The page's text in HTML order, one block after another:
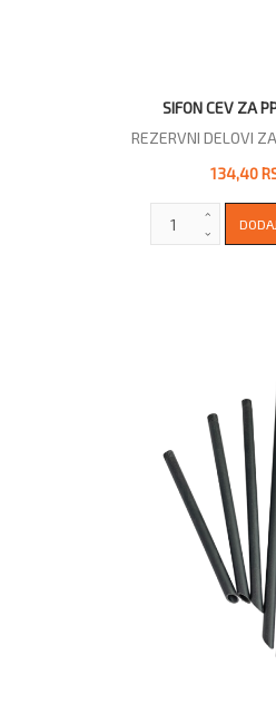
SIFON CEV ZA
REZERVNI DELOVI
134,40